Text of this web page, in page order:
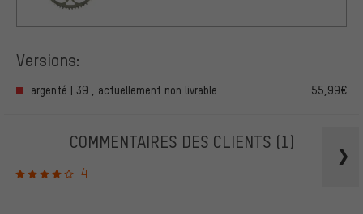
Versions:
argenté | 39 , actuellement non livrable 55,99€
COMMENTAIRES DES CLIENTS (1)
4